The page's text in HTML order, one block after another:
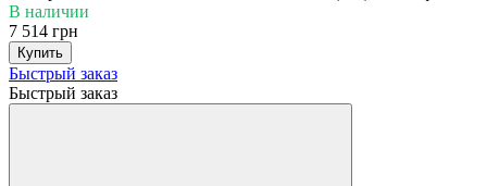
В наличии
7 514 грн
Купить
Быстрый заказ
Быстрый заказ